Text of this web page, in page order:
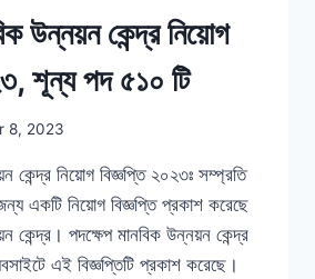
উন্নয়ন কেন্দ্র নিয়োগ
শূন্য পদ ৫১০ টি
8, 2023
কেন্দ্র নিয়োগ বিজ্ঞপ্তি ২০২৩ঃ সম্প্রতি
একটি নিয়োগ বিজ্ঞপ্তি প্রকাশ করেছে
কেন্দ্র। পদক্ষেপ মানবিক উন্নয়ন কেন্দ্র
এই বিজ্ঞপ্তিটি প্রকাশ করেছে।